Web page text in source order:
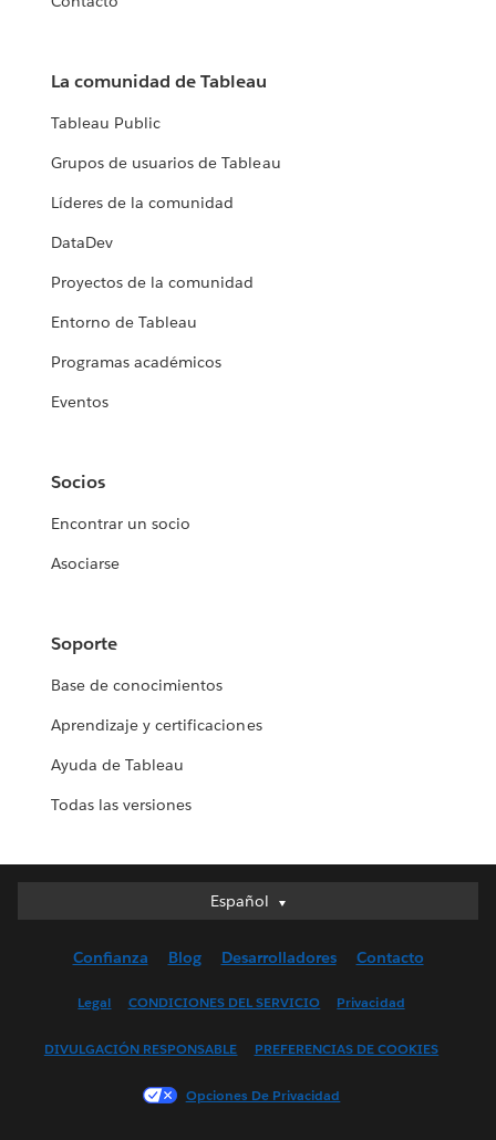
La comunidad de Tableau
Tableau Public
Grupos de usuarios de Tableau
Líderes de la comunidad
DataDev
Proyectos de la comunidad
Entorno de Tableau
Programas académicos
Eventos
Socios
Encontrar un socio
Asociarse
Soporte
Base de conocimientos
Aprendizaje y certificaciones
Ayuda de Tableau
Todas las versiones
Español
Español
English (UK)
Français (France)
Confianza Blog Desarrolladores Contacto
Legal CONDICIONES DEL SERVICIO Privacidad
DIVULGACIÓN RESPONSABLE PREFERENCIAS DE COOKIES
Opciones De Privacidad